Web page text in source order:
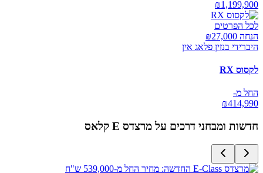
₪1,199,900
לכל הפרטים
הנחה ₪ 27,000
היברידי בנזין פלאג אין
לקסוס RX
החל מ-
₪414,990
חדשות ומבחני דרכים על מרצדס E קלאס